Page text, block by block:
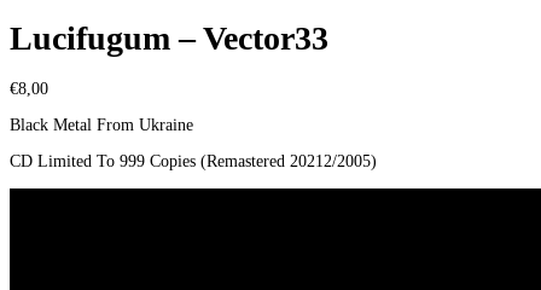
Lucifugum – Vector33
€8,00
Black Metal From Ukraine
CD Limited To 999 Copies (Remastered 20212/2005)